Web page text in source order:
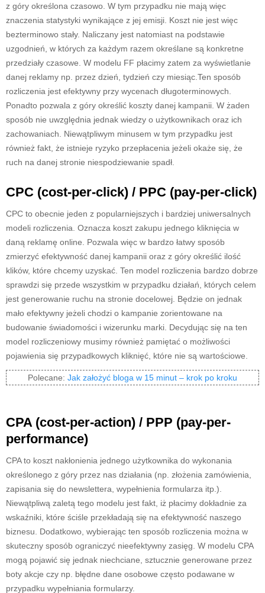
z góry określona czasowo. W tym przypadku nie mają więc
znaczenia statystyki wynikające z jej emisji. Koszt nie jest więc
bezterminowo stały. Naliczany jest natomiast na podstawie
uzgodnień, w których za każdym razem określane są konkretne
przedziały czasowe. W modelu FF płacimy zatem za wyświetlanie
danej reklamy np. przez dzień, tydzień czy miesiąc.Ten sposób
rozliczenia jest efektywny przy wycenach długoterminowych.
Ponadto pozwala z góry określić koszty danej kampanii. W żaden
sposób nie uwzględnia jednak wiedzy o użytkownikach oraz ich
zachowaniach. Niewątpliwym minusem w tym przypadku jest
również fakt, że istnieje ryzyko przepłacenia jeżeli okaże się, że
ruch na danej stronie niespodziewanie spadł.
CPC (cost-per-click) / PPC (pay-per-click)
CPC to obecnie jeden z popularniejszych i bardziej uniwersalnych
modeli rozliczenia. Oznacza koszt zakupu jednego kliknięcia w
daną reklamę online. Pozwala więc w bardzo łatwy sposób
zmierzyć efektywność danej kampanii oraz z góry określić ilość
klików, które chcemy uzyskać. Ten model rozliczenia bardzo dobrze
sprawdzi się przede wszystkim w przypadku działań, których celem
jest generowanie ruchu na stronie docelowej. Będzie on jednak
mało efektywny jeżeli chodzi o kampanie zorientowane na
budowanie świadomości i wizerunku marki. Decydując się na ten
model rozliczeniowy musimy również pamiętać o możliwości
pojawienia się przypadkowych kliknięć, które nie są wartościowe.
Polecane: Jak założyć bloga w 15 minut – krok po kroku
CPA (cost-per-action) / PPP (pay-per-
performance)
CPA to koszt nakłonienia jednego użytkownika do wykonania
określonego z góry przez nas działania (np. złożenia zamówienia,
zapisania się do newslettera, wypełnienia formularza itp.).
Niewątpliwą zaletą tego modelu jest fakt, iż płacimy dokładnie za
wskaźniki, które ściśle przekładają się na efektywność naszego
biznesu. Dodatkowo, wybierając ten sposób rozliczenia można w
skuteczny sposób ograniczyć nieefektywny zasięg. W modelu CPA
mogą pojawić się jednak niechciane, sztucznie generowane przez
boty akcje czy np. błędne dane osobowe często podawane w
przypadku wypełniania formularzy.